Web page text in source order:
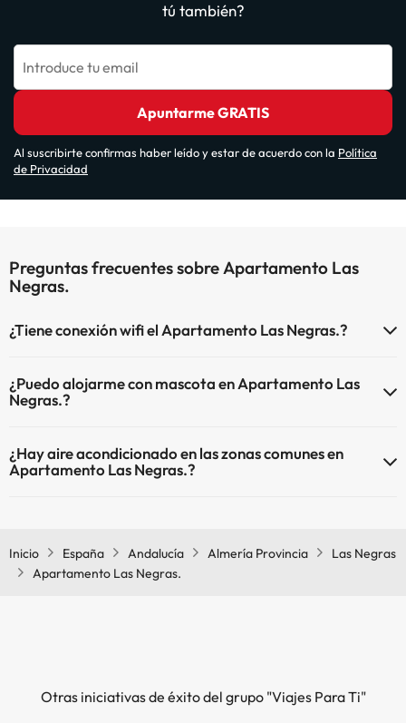
tú también?
Introduce tu email
Apuntarme GRATIS
Al suscribirte confirmas haber leído y estar de acuerdo con la Política
de Privacidad
Preguntas frecuentes sobre Apartamento Las
Negras.
¿Tiene conexión wifi el Apartamento Las Negras.?
¿Puedo alojarme con mascota en Apartamento Las
Negras.?
de pago directo en hotel). Consulta las condiciones.
¿Hay aire acondicionado en las zonas comunes en
Apartamento Las Negras.?
Inicio
España Andalucía Almería Provincia
Las Negras
Apartamento Las Negras.
Otras iniciativas de éxito del grupo "Viajes Para Ti"